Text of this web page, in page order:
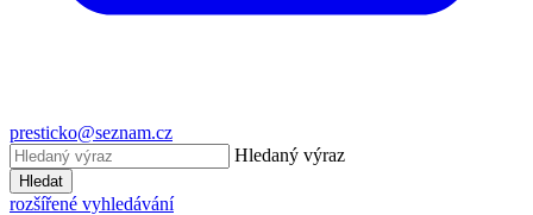
presticko@seznam.cz
Hledaný výraz
Hledat
rozšířené vyhledávání